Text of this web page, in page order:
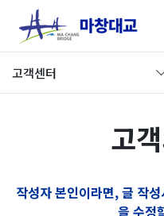
고객센터
고
작성자 본인이라면, 글 작
을 수정